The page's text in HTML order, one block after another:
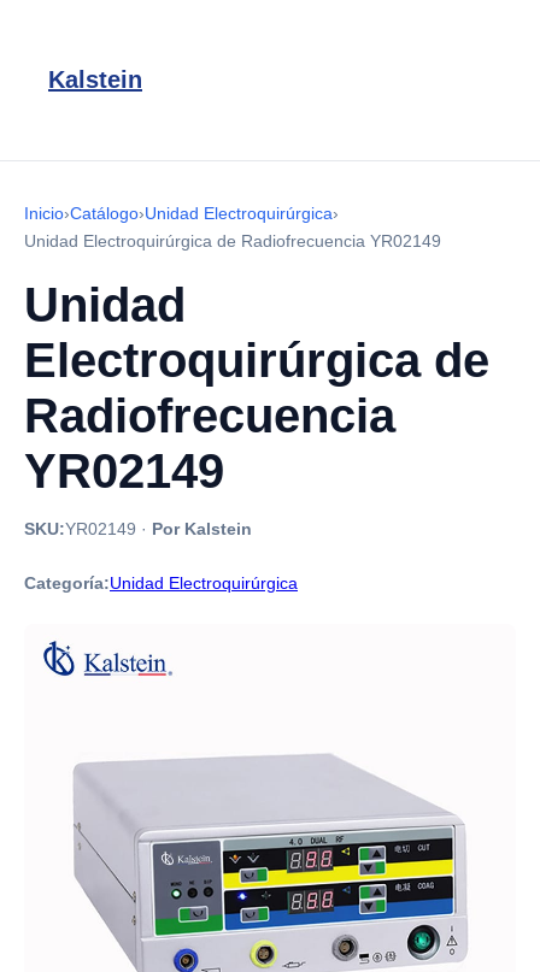
Kalstein
Inicio›Catálogo›Unidad Electroquirúrgica›
Unidad Electroquirúrgica de Radiofrecuencia YR02149
Unidad
Electroquirúrgica de
Radiofrecuencia
YR02149
SKU:YR02149 · Por Kalstein
Categoría:Unidad Electroquirúrgica